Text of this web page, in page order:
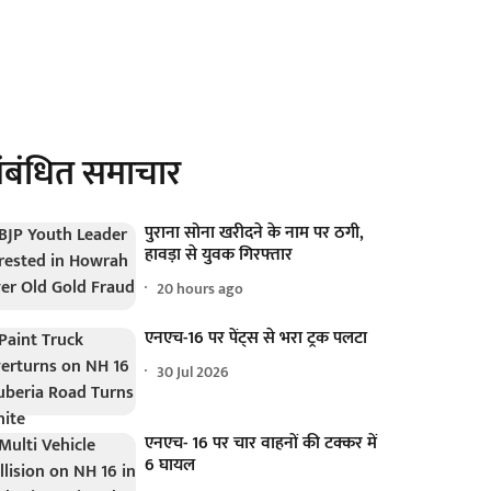
समाचार
पुराना सोना खरीदने के नाम पर ठगी,
हावड़ा से युवक गिरफ्तार
20 hours ago
एनएच-16 पर पेंट्स से भरा ट्रक पलटा
30 Jul 2026
एनएच- 16 पर चार वाहनों की टक्कर में
6 घायल